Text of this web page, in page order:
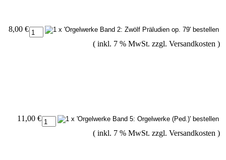
8,00 €
( inkl. 7 % MwSt. zzgl. Versandkosten )
11,00 €
( inkl. 7 % MwSt. zzgl. Versandkosten )